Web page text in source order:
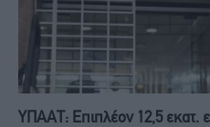
ΥΠΑΑΤ: Επιπλέον 12,5 εκατ.